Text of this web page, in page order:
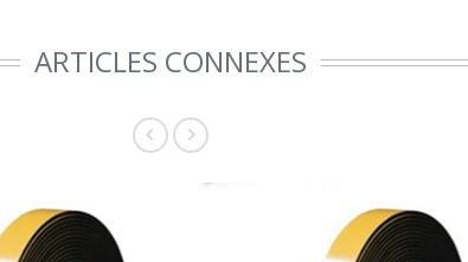
ARTICLES CONNEXES